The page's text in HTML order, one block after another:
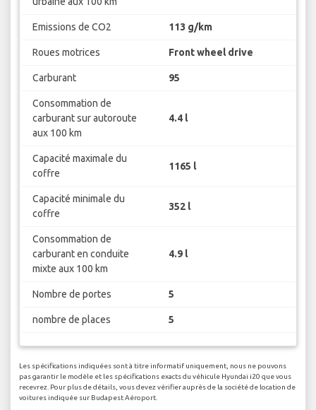
Emissions de CO2 113 g/km
Roues motrices Front wheel drive
Carburant 95
Consommation de
carburant sur autoroute
aux 100 km
4.4 l
Capacité maximale du
coffre
1165 l
Capacité minimale du
coffre
352 l
Consommation de
carburant en conduite
mixte aux 100 km
4.9 l
Nombre de portes 5
nombre de places 5
Les spécifications indiquées sont à titre informatif uniquement, nous ne pouvons
pas garantir le modèle et les spécifications exacts du véhicule Hyundai i20 que vous
recevrez. Pour plus de détails, vous devez vérifier auprès de la société de location de
voitures indiquée sur Budapest Aéroport.